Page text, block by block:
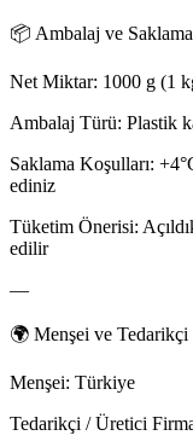
📦 Ambalaj ve
Net Miktar: 1000 g (1
Ambalaj Türü: Plastik
Saklama Koşulları:
ediniz
Tüketim Önerisi:
edilir
—
🌍 Menşei ve
Menşei: Türkiye
Tedarikçi / Üretici